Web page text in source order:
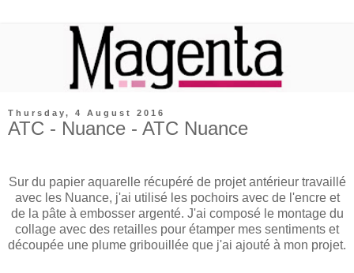
Thursday, 4 August 2016
ATC - Nuance - ATC Nuance
Sur du papier aquarelle récupéré de projet antérieur travaillé
avec les Nuance, j'ai utilisé les pochoirs avec de l'encre et
de la pâte à embosser argenté. J'ai composé le montage du
collage avec des retailles pour étamper mes sentiments et
découpée une plume gribouillée que j'ai ajouté à mon projet.